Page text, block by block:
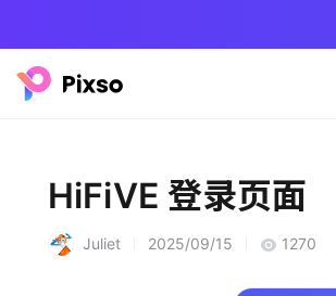
HiFiVE 登录页面
Juliet 2025/09/15 1270